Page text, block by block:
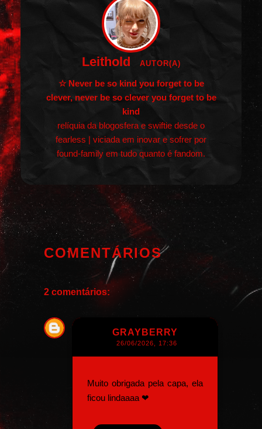
Leithold AUTOR(A)
☆ Never be so kind you forget to be
clever, never be so clever you forget to be
kind
relíquia da blogosfera e swiftie desde o
fearless | viciada em inovar e sofrer por
found-family em tudo quanto é fandom.
COMENTÁRIOS
2 comentários:
GRAYBERRY
26/06/2026, 17:36
Muito obrigada pela capa, ela
ficou lindaaaa ❤